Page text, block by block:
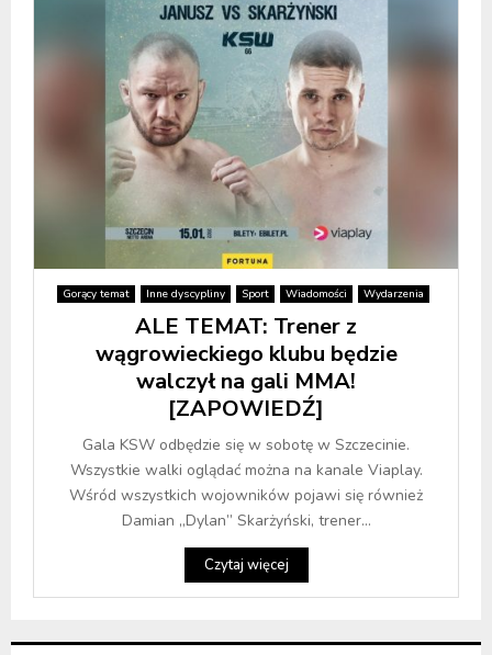
Gorący temat Inne dyscypliny Sport Wiadomości Wydarzenia
ALE TEMAT: Trener z
wągrowieckiego klubu będzie
walczył na gali MMA!
[ZAPOWIEDŹ]
Gala KSW odbędzie się w sobotę w Szczecinie.
Wszystkie walki oglądać można na kanale Viaplay.
Wśród wszystkich wojowników pojawi się również
Damian „Dylan” Skarżyński, trener...
Czytaj więcej